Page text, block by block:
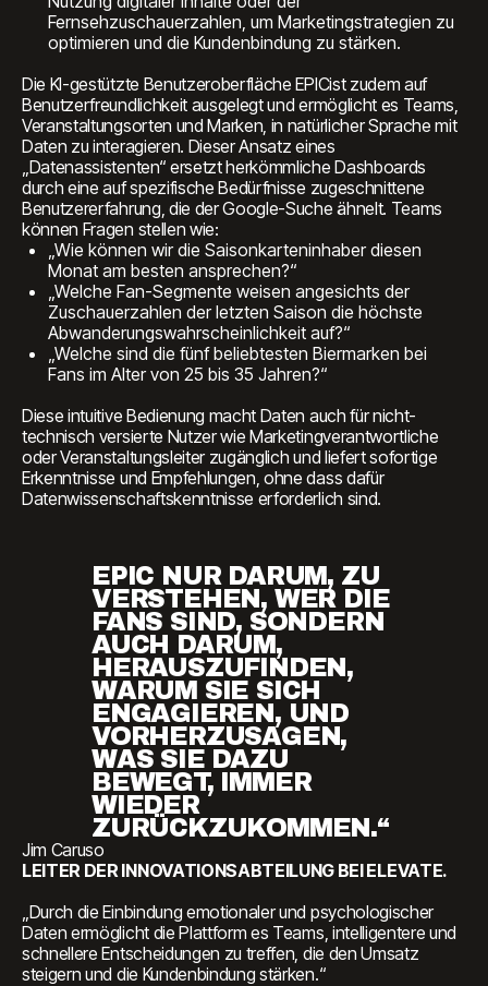
Fernsehzuschauerzahlen, um Marketingstrategien zu
optimieren und die Kundenbindung zu stärken.
Die KI-gestützte Benutzeroberfläche EPICist zudem auf
Benutzerfreundlichkeit ausgelegt und ermöglicht es Teams,
Veranstaltungsorten und Marken, in natürlicher Sprache mit
Daten zu interagieren. Dieser Ansatz eines
„Datenassistenten“ ersetzt herkömmliche Dashboards
durch eine auf spezifische Bedürfnisse zugeschnittene
Benutzererfahrung, die der Google-Suche ähnelt. Teams
können Fragen stellen wie:
„Wie können wir die Saisonkarteninhaber diesen
Monat am besten ansprechen?“
„Welche Fan-Segmente weisen angesichts der
Zuschauerzahlen der letzten Saison die höchste
Abwanderungswahrscheinlichkeit auf?“
„Welche sind die fünf beliebtesten Biermarken bei
Fans im Alter von 25 bis 35 Jahren?“
Diese intuitive Bedienung macht Daten auch für nicht-
technisch versierte Nutzer wie Marketingverantwortliche
oder Veranstaltungsleiter zugänglich und liefert sofortige
Erkenntnisse und Empfehlungen, ohne dass dafür
Datenwissenschaftskenntnisse erforderlich sind.
EPIC NUR DARUM, ZU
VERSTEHEN, WER DIE
FANS SIND, SONDERN
AUCH DARUM,
HERAUSZUFINDEN,
WARUM SIE SICH
ENGAGIEREN, UND
VORHERZUSAGEN,
WAS SIE DAZU
BEWEGT, IMMER
WIEDER
ZURÜCKZUKOMMEN.“
Jim Caruso
LEITER DER INNOVATIONSABTEILUNG BEI ELEVATE.
„Durch die Einbindung emotionaler und psychologischer
Daten ermöglicht die Plattform es Teams, intelligentere und
schnellere Entscheidungen zu treffen, die den Umsatz
steigern und die Kundenbindung stärken.“